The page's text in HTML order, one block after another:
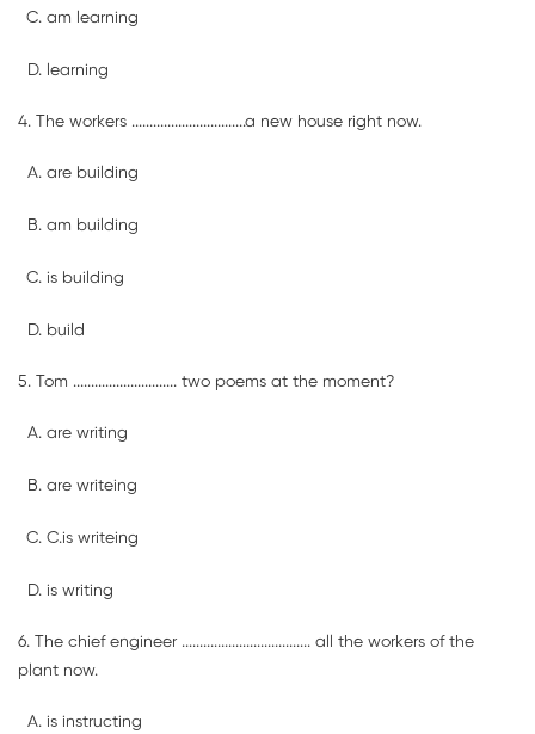
am learning
learning
4. The workers ................................a new house right now.
are building
am building
is building
build
5. Tom ............................. two poems at the moment?
are writing
are writeing
C.is writeing
is writing
6. The chief engineer .................................... all the workers of the
plant now.
is instructing